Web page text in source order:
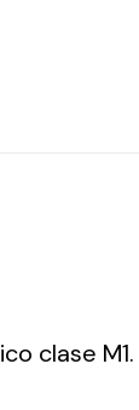
clase M1.